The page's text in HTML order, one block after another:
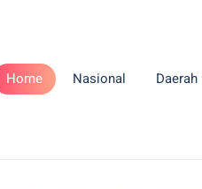
Home Nasional Daerah